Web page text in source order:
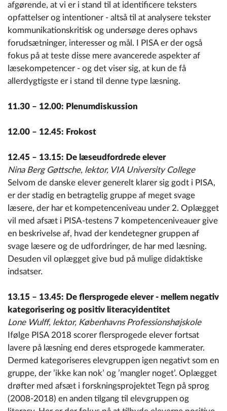
afgørende, at vi er i stand til at identificere teksters
opfattelser og intentioner - altså til at analysere tekster
kommunikationskritisk og undersøge deres ophavs
forudsætninger, interesser og mål. I PISA er der også
fokus på at teste disse mere avancerede aspekter af
læsekompetencer - og det viser sig, at kun de få
allerdygtigste er i stand til denne type læsning.
11.30 – 12.00: Plenumdiskussion
12.00 – 12.45: Frokost
12.45 – 13.15: De læseudfordrede elever
Nina Berg Gøttsche, lektor, VIA University College
Selvom de danske elever generelt klarer sig godt i PISA,
er der stadig en betragtelig gruppe af meget svage
læsere, der har et kompetenceniveau under 2. Oplægget
vil med afsæt i PISA-testens 7 kompetenceniveauer give
en beskrivelse af, hvad der kendetegner gruppen af
svage læsere og de udfordringer, de har med læsning.
Desuden vil oplægget give bud på mulige didaktiske
indsatser.
13.15 – 13.45: De flersprogede elever - mellem negativ
kategorisering og positiv literacyidentitet
Lone Wulff, lektor, Københavns Professionshøjskole
Ifølge PISA 2018 scorer flersprogede elever fortsat
lavere på læsning end deres etsprogede kammerater.
Dermed kategoriseres elevgruppen igen negativt som en
gruppe, der ’ikke kan nok’ og ’mangler noget’. Oplægget
drøfter med afsæt i forskningsprojektet Tegn på sprog
(2008-2018) en anden tilgang til elevgruppen og